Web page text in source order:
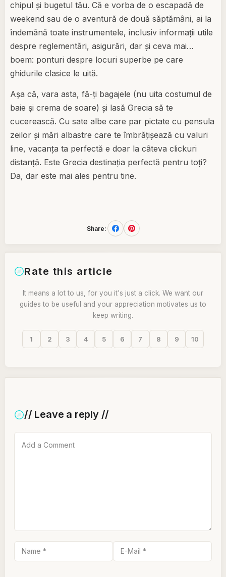
chipul și bugetul tău. Că e vorba de o escapadă de
weekend sau de o aventură de două săptămâni, ai la
îndemână toate instrumentele, inclusiv informații utile
despre reglementări, asigurări, dar și ceva mai…
boem: ponturi despre locuri superbe pe care
ghidurile clasice le uită.
Așa că, vara asta, fă-ți bagajele (nu uita costumul de
baie și crema de soare) și lasă Grecia să te
cucerească. Cu sate albe care par pictate cu pensula
zeilor și mări albastre care te îmbrățișează cu valuri
line, vacanța ta perfectă e doar la câteva clickuri
distanță. Este Grecia destinația perfectă pentru toți?
Da, dar este mai ales pentru tine.
Share:
Rate this article
It means a lot to us, for you it's just a click. We want our
guides to be useful and your appreciation motivates us to
keep writing.
1 2 3 4 5 6 7 8 9 10
// Leave a reply //